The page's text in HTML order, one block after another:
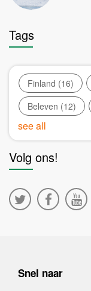
Tags
Finland (16)
Beleven (12)
see all
Volg ons!
Snel naar